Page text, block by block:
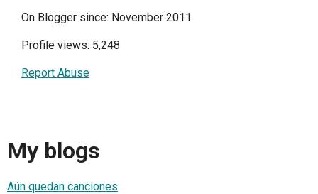
On Blogger since: November 2011
Profile views: 5,248
Report Abuse
My blogs
Aún quedan canciones